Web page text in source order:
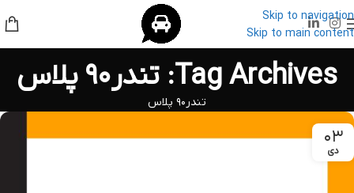
Skip to navigation
Skip to main content
Tag Archives: تندر۹۰ پلاس
تندر۹۰ پلاس
۰۳
دی